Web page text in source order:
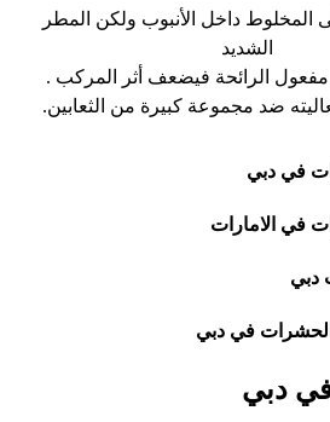
المخلوط داخل الأنبوب ولكن المطر
الشديد
الرائحة فيضعف أثر المركب .
ضد مجموعة كبيرة من الثعابين.
في دبي
في الامارات
دبي
في دبي
دبي